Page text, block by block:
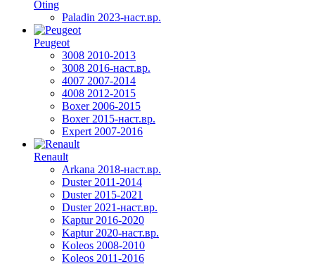
Oting
Paladin 2023-наст.вр.
Peugeot
3008 2010-2013
3008 2016-наст.вр.
4007 2007-2014
4008 2012-2015
Boxer 2006-2015
Boxer 2015-наст.вр.
Expert 2007-2016
Renault
Arkana 2018-наст.вр.
Duster 2011-2014
Duster 2015-2021
Duster 2021-наст.вр.
Kaptur 2016-2020
Kaptur 2020-наст.вр.
Koleos 2008-2010
Koleos 2011-2016